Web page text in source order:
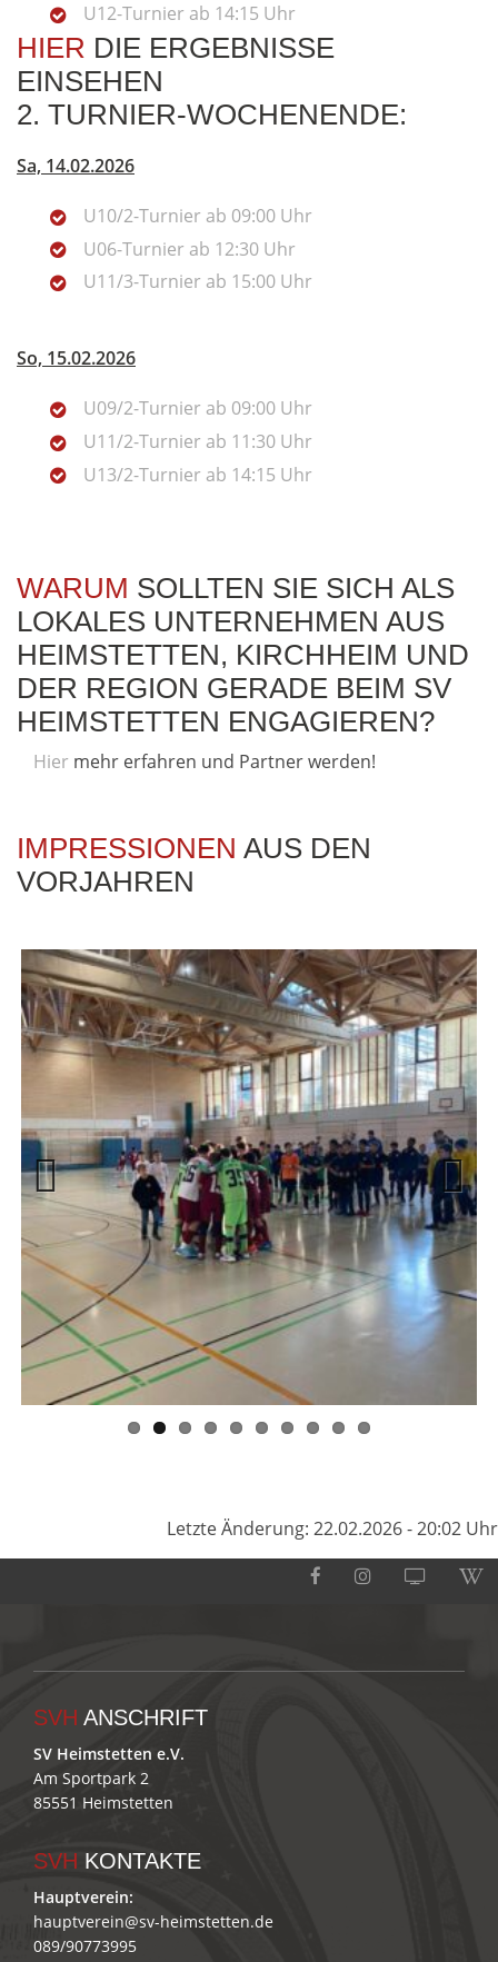
U12-Turnier ab 14:15 Uhr
HIER DIE ERGEBNISSE
EINSEHEN
2. TURNIER-WOCHENENDE:
Sa, 14.02.2026
U10/2-Turnier ab 09:00 Uhr
U06-Turnier ab 12:30 Uhr
U11/3-Turnier ab 15:00 Uhr
So, 15.02.2026
U09/2-Turnier ab 09:00 Uhr
U11/2-Turnier ab 11:30 Uhr
U13/2-Turnier ab 14:15 Uhr
WARUM SOLLTEN SIE SICH ALS
LOKALES UNTERNEHMEN AUS
HEIMSTETTEN, KIRCHHEIM UND
DER REGION GERADE BEIM SV
HEIMSTETTEN ENGAGIEREN?
Hier mehr erfahren und Partner werden!
IMPRESSIONEN AUS DEN
VORJAHREN
Previous Next
Letzte Änderung: 22.02.2026 - 20:02 Uhr
SVH ANSCHRIFT
SV Heimstetten e.V.
Am Sportpark 2
85551 Heimstetten
SVH KONTAKTE
Hauptverein:
hauptverein@sv-heimstetten.de
089/90773995